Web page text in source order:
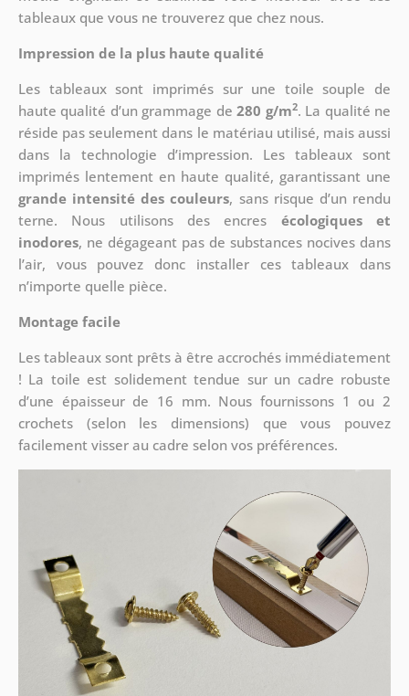
tableaux que vous ne trouverez que chez nous.
Impression de la plus haute qualité
Les tableaux sont imprimés sur une toile souple de
haute qualité d’un grammage de280 g/m2. La qualité ne
réside pas seulement dans le matériau utilisé, mais aussi
dans la technologie d’impression. Les tableaux sont
imprimés lentement en haute qualité, garantissant une
grande intensité des couleurs, sans risque d’un rendu
terne. Nous utilisons des encres écologiques et
inodores, ne dégageant pas de substances nocives dans
l’air, vous pouvez donc installer ces tableaux dans
n’importe quelle pièce.
Montage facile
Les tableaux sont prêts à être accrochés immédiatement
! La toile est solidement tendue sur un cadre robuste
d’une épaisseur de 16 mm. Nous fournissons 1 ou 2
crochets (selon les dimensions) que vous pouvez
facilement visser au cadre selon vos préférences.